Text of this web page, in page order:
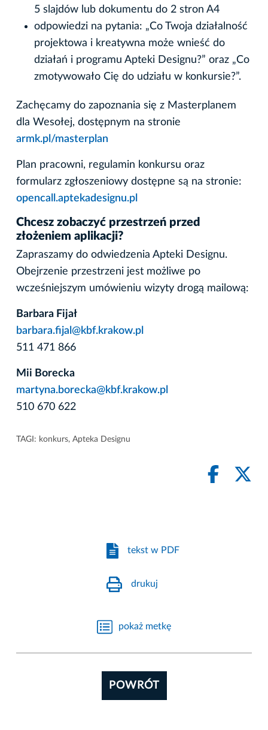
5 slajdów lub dokumentu do 2 stron A4
odpowiedzi na pytania: „Co Twoja działalność
projektowa i kreatywna może wnieść do
działań i programu Apteki Designu?” oraz „Co
zmotywowało Cię do udziału w konkursie?”.
Zachęcamy do zapoznania się z Masterplanem
dla Wesołej, dostępnym na stronie
armk.pl/masterplan
Plan pracowni, regulamin konkursu oraz
formularz zgłoszeniowy dostępne są na stronie:
opencall.aptekadesignu.pl
Chcesz zobaczyć przestrzeń przed
złożeniem aplikacji?
Zapraszamy do odwiedzenia Apteki Designu.
Obejrzenie przestrzeni jest możliwe po
wcześniejszym umówieniu wizyty drogą mailową:
Barbara Fijał
barbara.fijal@kbf.krakow.pl
511 471 866
Mii Borecka
martyna.borecka@kbf.krakow.pl
510 670 622
TAGI: konkurs, Apteka Designu
tekst w PDF
drukuj
pokaż metkę
POWRÓT